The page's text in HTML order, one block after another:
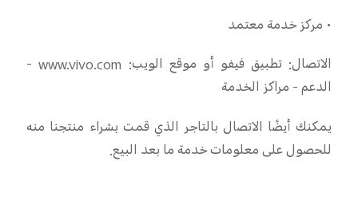
• مركز خدمة معتمد
الاتصال: تطبيق فيفو أو موقع الويب: www.vivo.com -
الدعم - مراكز الخدمة
يمكنك أيضًا الاتصال بالتاجر الذي قمت بشراء منتجنا منه
للحصول على معلومات خدمة ما بعد البيع.